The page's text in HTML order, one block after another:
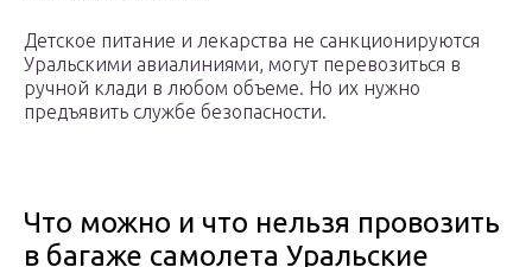
Детское питание и лекарства не санкционируются
Уральскими авиалиниями, могут перевозиться в
ручной клади в любом объеме. Но их нужно
предъявить службе безопасности.
Что можно и что нельзя провозить
в багаже самолета Уральские